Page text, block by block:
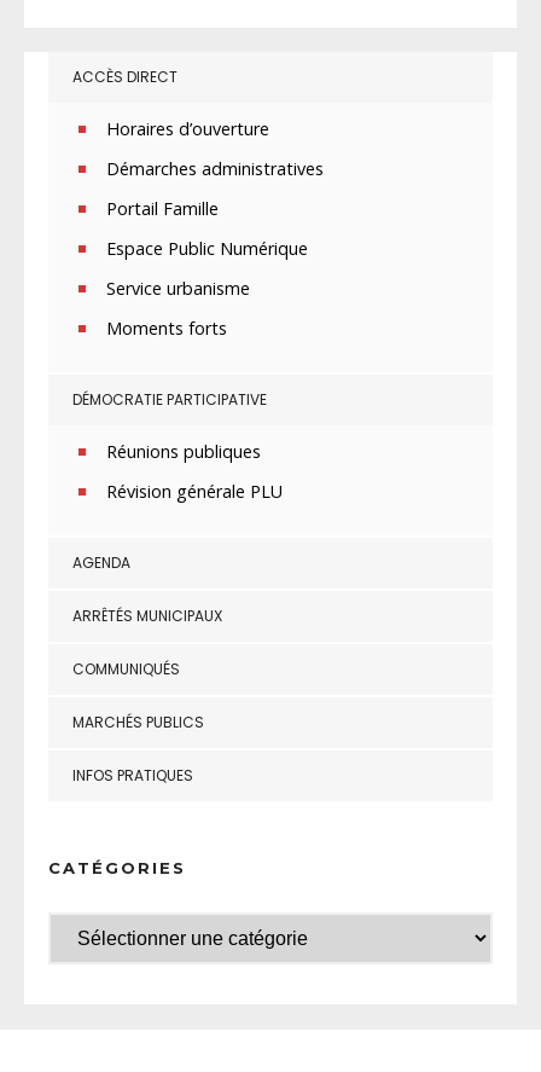
ACCÈS DIRECT
Horaires d’ouverture
Démarches administratives
Portail Famille
Espace Public Numérique
Service urbanisme
Moments forts
DÉMOCRATIE PARTICIPATIVE
Réunions publiques
Révision générale PLU
AGENDA
ARRÊTÉS MUNICIPAUX
COMMUNIQUÉS
MARCHÉS PUBLICS
INFOS PRATIQUES
CATÉGORIES